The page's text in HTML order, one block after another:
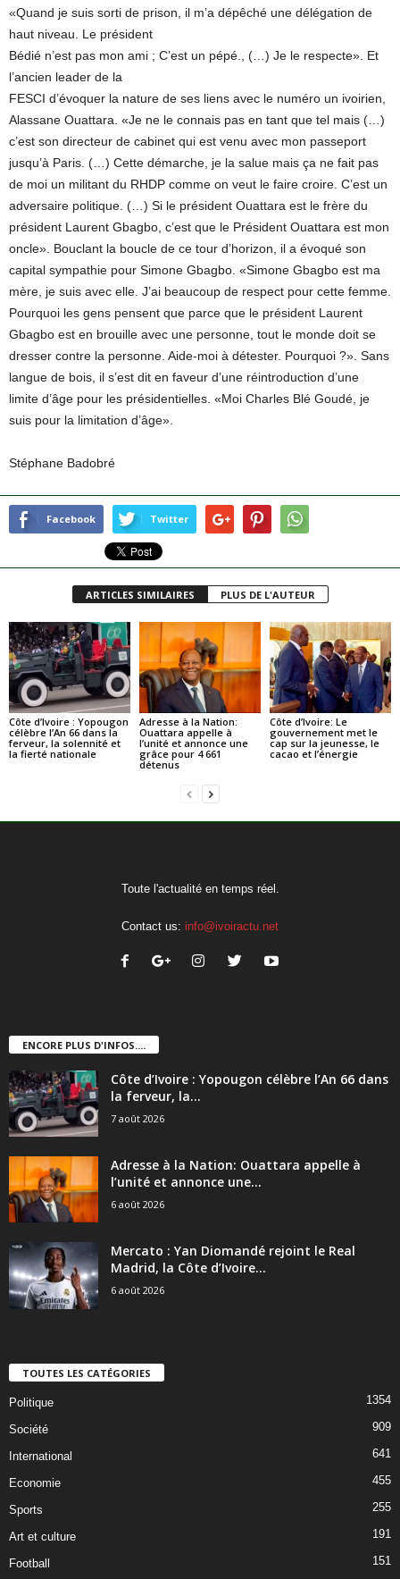
«Quand je suis sorti de prison, il m’a dépêché une délégation de
haut niveau. Le président
Bédié n’est pas mon ami ; C’est un pépé., (…) Je le respecte». Et
l’ancien leader de la
FESCI d’évoquer la nature de ses liens avec le numéro un ivoirien,
Alassane Ouattara. «Je ne le connais pas en tant que tel mais (…)
c’est son directeur de cabinet qui est venu avec mon passeport
jusqu’à Paris. (…) Cette démarche, je la salue mais ça ne fait pas
de moi un militant du RHDP comme on veut le faire croire. C’est un
adversaire politique. (…) Si le président Ouattara est le frère du
président Laurent Gbagbo, c’est que le Président Ouattara est mon
oncle». Bouclant la boucle de ce tour d’horizon, il a évoqué son
capital sympathie pour Simone Gbagbo. «Simone Gbagbo est ma
mère, je suis avec elle. J’ai beaucoup de respect pour cette femme.
Pourquoi les gens pensent que parce que le président Laurent
Gbagbo est en brouille avec une personne, tout le monde doit se
dresser contre la personne. Aide-moi à détester. Pourquoi ?». Sans
langue de bois, il s’est dit en faveur d’une réintroduction d’une
limite d’âge pour les présidentielles. «Moi Charles Blé Goudé, je
suis pour la limitation d’âge».
Stéphane Badobré
Facebook Twitter
ARTICLES SIMILAIRES PLUS DE L'AUTEUR
Côte d’Ivoire : Yopougon
célèbre l’An 66 dans la
ferveur, la solennité et
la fierté nationale
Adresse à la Nation:
Ouattara appelle à
l’unité et annonce une
grâce pour 4 661
détenus
Côte d’Ivoire: Le
gouvernement met le
cap sur la jeunesse, le
cacao et l’énergie
Toute l'actualité en temps réel.
Contact us: info@ivoiractu.net
ENCORE PLUS D'INFOS....
Côte d’Ivoire : Yopougon célèbre l’An 66 dans
la ferveur, la...
7 août 2026
Adresse à la Nation: Ouattara appelle à
l’unité et annonce une...
6 août 2026
Mercato : Yan Diomandé rejoint le Real
Madrid, la Côte d’Ivoire...
6 août 2026
TOUTES LES CATÉGORIES
Politique 1354
Société 909
International 641
Economie 455
Sports 255
Art et culture 191
Football 151